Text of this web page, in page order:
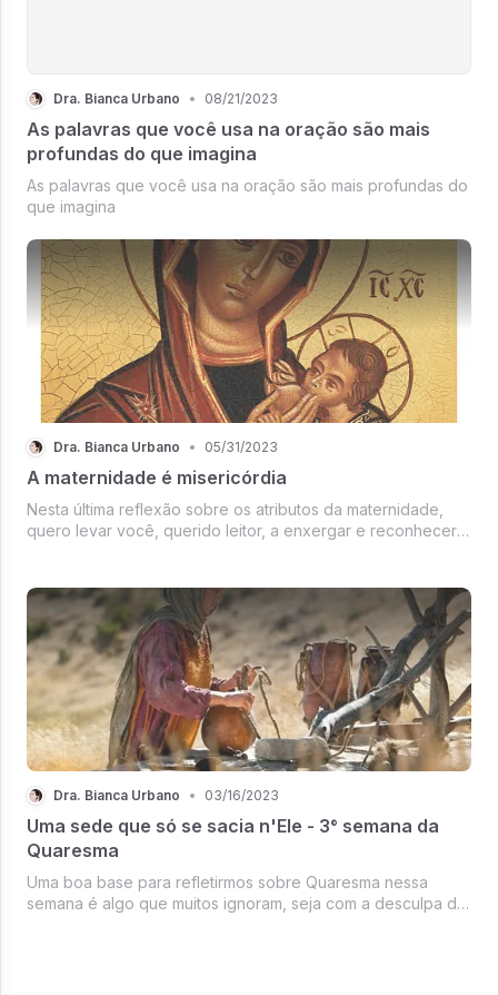
Dra. Bianca Urbano • 08/21/2023
As palavras que você usa na oração são mais
profundas do que imagina
As palavras que você usa na oração são mais profundas do
que imagina
Dra. Bianca Urbano • 05/31/2023
A maternidade é misericórdia
Nesta última reflexão sobre os atributos da maternidade,
quero levar você, querido leitor, a enxergar e reconhecer
Dra. Bianca Urbano • 03/16/2023
Uma sede que só se sacia n'Ele - 3° semana da
Quaresma
Uma boa base para refletirmos sobre Quaresma nessa
semana é algo que muitos ignoram, seja com a desculpa de